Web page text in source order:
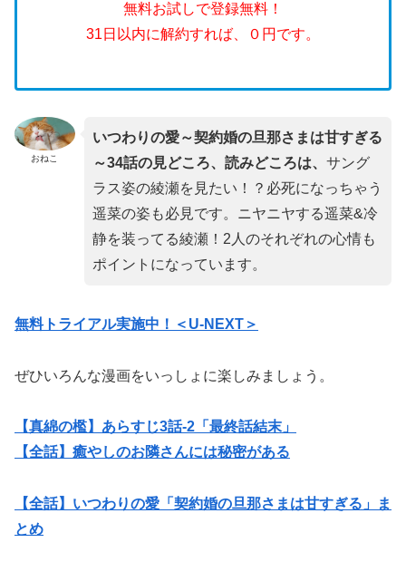
無料お試しで登録無料！
31日以内に解約すれば、０円です。
おねこ
いつわりの愛～契約婚の旦那さまは甘すぎる
～34話の見どころ、読みどころは、 サング
ラス姿の綾瀬を見たい！？必死になっちゃう
遥菜の姿も必見です。ニヤニヤする遥菜&冷
静を装ってる綾瀬！2人のそれぞれの心情も
ポイントになっています。
無料トライアル実施中！＜U-NEXT＞
ぜひいろんな漫画をいっしょに楽しみましょう。
【真綿の檻】あらすじ3話-2「最終話結末」
【全話】癒やしのお隣さんには秘密がある
【全話】いつわりの愛「契約婚の旦那さまは甘すぎる」ま
とめ